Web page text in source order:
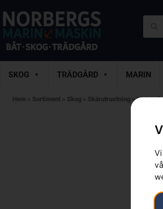
SKOG TRÄDGÅRD MARIN
Hem » Sortiment » Skog » Skärutrustning »